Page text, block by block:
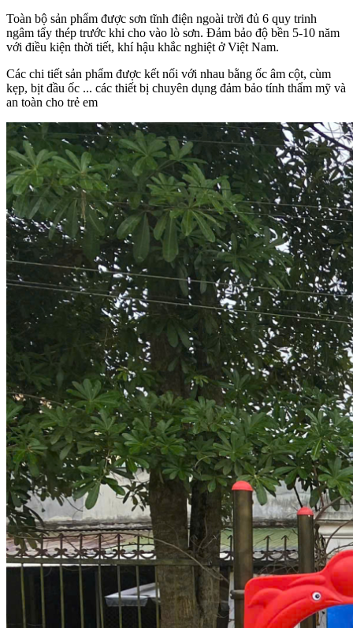
Toàn bộ sản phẩm được sơn tĩnh điện ngoài trời đủ 6 quy trinh
ngâm tẩy thép trước khi cho vào lò sơn. Đảm bảo độ bền 5-10 năm
với điều kiện thời tiết, khí hậu khắc nghiệt ở Việt Nam.
Các chi tiết sản phẩm được kết nối với nhau bằng ốc âm cột, cùm
kẹp, bịt đầu ốc ... các thiết bị chuyên dụng đảm bảo tính thẩm mỹ và
an toàn cho trẻ em